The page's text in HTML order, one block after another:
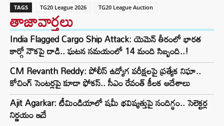
TAGS TG20 League 2026 TG20 League Auction
తాజావార్తలు
India Flagged Cargo Ship Attack: యెమెన్ తీరంలో భారత
కార్గో నౌకపై దాడి.. ఘటన సమయంలో 14 మంది సిబ్బంది..!
CM Revanth Reddy: పోలీస్ ఉద్యోగ పరీక్షలపై ప్రత్యేక నిఘా..
కోచింగ్ సెంటర్లపై కూడా ఫోకస్.. సీఎం రేవంత్ కీలక ఆదేశాలు
Ajit Agarkar: టీమిండియాలో షమీ భవిష్యత్తుపై సందిగ్ధం.. సెలెక్టర్ల
నిర్ణయం ఇదే